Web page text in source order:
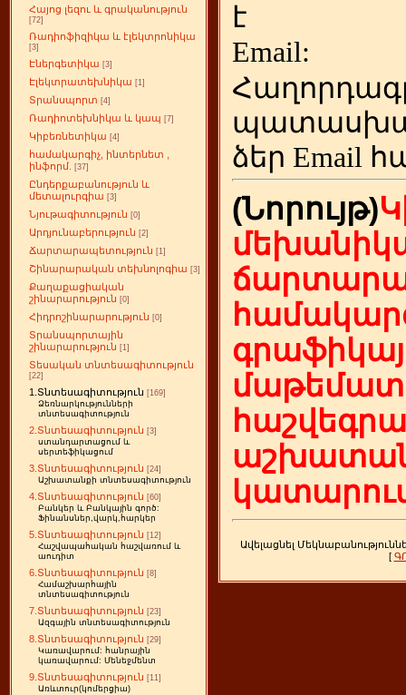
Հայոց լեզու և գրականություն
[72]
Ռադիոֆիզիկա և էլեկտրոնիկա
[3]
Էներգետիկա [3]
Էլեկտրատեխնիկա [1]
Տրանսպորտ [4]
Ռադիոտեխնիկա և կապ [7]
Կիբեռնետիկա [4]
համակարգիչ, ինտերնետ ,
ինֆորմ.
[37]
Ընդերքաբանություն և
մետալուրգիա [3]
Նյութագիտություն [0]
Արդյունաբերություն [2]
Ճարտարապետություն [1]
Շինարարական տեխնոլոգիա [3]
Քաղաքացիական
շինարարություն [0]
Հիդրոշինարարություն [0]
Տրանսպորտային
շինարարություն [1]
Տեսական տնտեսագիտություն
[22]
1.Տնտեսագիտություն [169]
Ձեռնարկությունների
տնտեսագիտություն
2.Տնտեսագիտություն [3]
ստանդարտացում և
սերտեֆիկացում
3.Տնտեսագիտություն [24]
Աշխատանքի տնտեսագիտություն
4.Տնտեսագիտություն [60]
Բանկեր և Բանկային գործ:
Ֆինանսներ,վարկ,հարկեր
5.Տնտեսագիտություն [12]
Հաշվապահական հաշվառում և
աուդիտ
6.Տնտեսագիտություն [8]
Համաշխարհային
տնտեսագիտություն
7.Տնտեսագիտություն [23]
Ազգային տնտեսագիտություն
8.Տնտեսագիտություն [29]
Կառավարում: հանրային
կառավարում: Մենեջմենտ
9.Տնտեսագիտություն [11]
Առևտուր(կոմերցիա)
է
ձեր Email
(Նորույթ)
Ավելացնել
[